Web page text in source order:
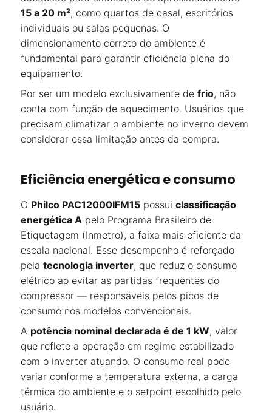
15 a 20 m², como quartos de casal, escritórios
individuais ou salas pequenas. O
dimensionamento correto do ambiente é
fundamental para garantir eficiência plena do
equipamento.
Por ser um modelo exclusivamente de frio, não
conta com função de aquecimento. Usuários que
precisam climatizar o ambiente no inverno devem
considerar essa limitação antes da compra.
Eficiência energética e consumo
O Philco PAC12000IFM15 possui classificação
energética A pelo Programa Brasileiro de
Etiquetagem (Inmetro), a faixa mais eficiente da
escala nacional. Esse desempenho é reforçado
pela tecnologia inverter, que reduz o consumo
elétrico ao evitar as partidas frequentes do
compressor — responsáveis pelos picos de
consumo nos modelos convencionais.
A potência nominal declarada é de 1 kW, valor
que reflete a operação em regime estabilizado
com o inverter atuando. O consumo real pode
variar conforme a temperatura externa, a carga
térmica do ambiente e o setpoint escolhido pelo
usuário.